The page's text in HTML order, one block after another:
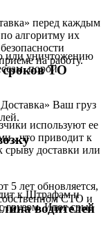
перед каждым
алгоритму их
на работу.
или уничтожению
порой
Ваш груз
сроков ТО
используют ее
что приводит к
срыву доставки или
5 лет обновляется,
СТО и
к Штрафам и
грузом. Итог срыв
водителей